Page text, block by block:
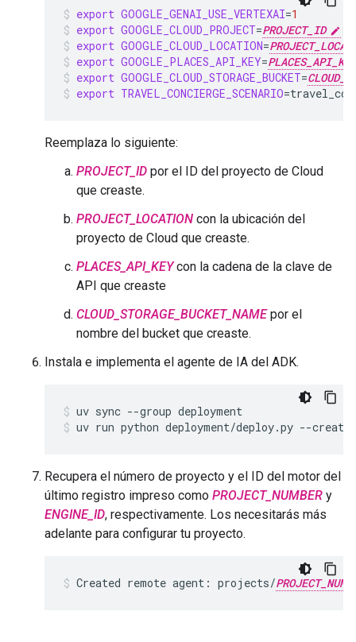
export GOOGLE_GENAI_USE_VERTEXAI=1
export GOOGLE_CLOUD_PROJECT=PROJECT_ID
export GOOGLE_CLOUD_LOCATION=
export GOOGLE_PLACES_API_KEY=PLACES_API_KEY
export GOOGLE_CLOUD_STORAGE_BUCKET=
export TRAVEL_CONCIERGE_SCENARIO=
Reemplaza lo siguiente:
PROJECT_ID por el ID del proyecto de Cloud
que creaste.
PROJECT_LOCATION con la ubicación del
proyecto de Cloud que creaste.
PLACES_API_KEYcon la cadena de la clave de
API que creaste
CLOUD_STORAGE_BUCKET_NAMEpor el
nombre del bucket que creaste.
Instala e implementa el agente de IA del ADK.
uv sync --group deployment
uv run python deployment/deploy.py --create
Recupera el número de proyecto y el ID del motor del
último registro impreso como PROJECT_NUMBER y
ENGINE_ID, respectivamente. Los necesitarás más
adelante para configurar tu proyecto.
Created remote agent: projects/